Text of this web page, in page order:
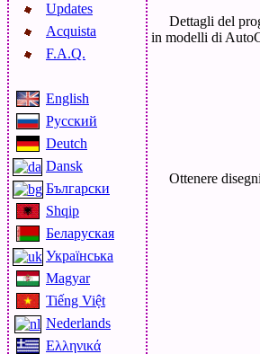
Updates
Acquista
F.A.Q.
English
Русский
Deutch
Dansk
Български
Shqip
Беларуская
Українська
Magyar
Tiếng Việt
Nederlands
Ελληνικά
Dettagli del
in modelli di
Ottenere